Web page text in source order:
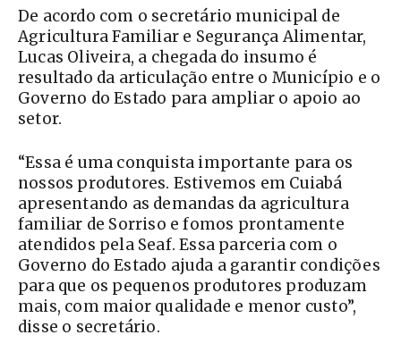
De acordo com o secretário municipal de
Agricultura Familiar e Segurança Alimentar,
Lucas Oliveira, a chegada do insumo é
resultado da articulação entre o Município e o
Governo do Estado para ampliar o apoio ao
setor.
“Essa é uma conquista importante para os
nossos produtores. Estivemos em Cuiabá
apresentando as demandas da agricultura
familiar de Sorriso e fomos prontamente
atendidos pela Seaf. Essa parceria com o
Governo do Estado ajuda a garantir condições
para que os pequenos produtores produzam
mais, com maior qualidade e menor custo”,
disse o secretário.